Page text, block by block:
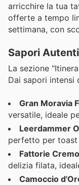
arricchire la tua
offerte a tempo
settimana, con
Sapori
La sezione
Dai sapori intensi
Gran Moravia
versatile, ideale
Leerdammer
perfetto per toast
Fattorie
delizia filata,
Camoccio